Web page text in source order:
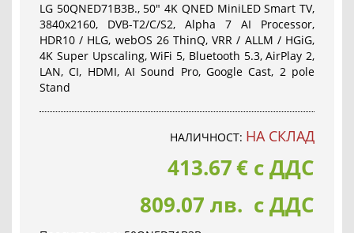
LG 50QNED71B3B., 50" 4K QNED MiniLED Smart TV,
3840x2160, DVB-T2/C/S2, Alpha 7 AI Processor,
HDR10 / HLG, webOS 26 ThinQ, VRR / ALLM / HGiG,
4K Super Upscaling, WiFi 5, Bluetooth 5.3, AirPlay 2,
LAN, CI, HDMI, AI Sound Pro, Google Cast, 2 pole
Stand
НАЛИЧНОСТ: НА СКЛАД
413.67€ с ДДС
809.07 лв. с ДДС